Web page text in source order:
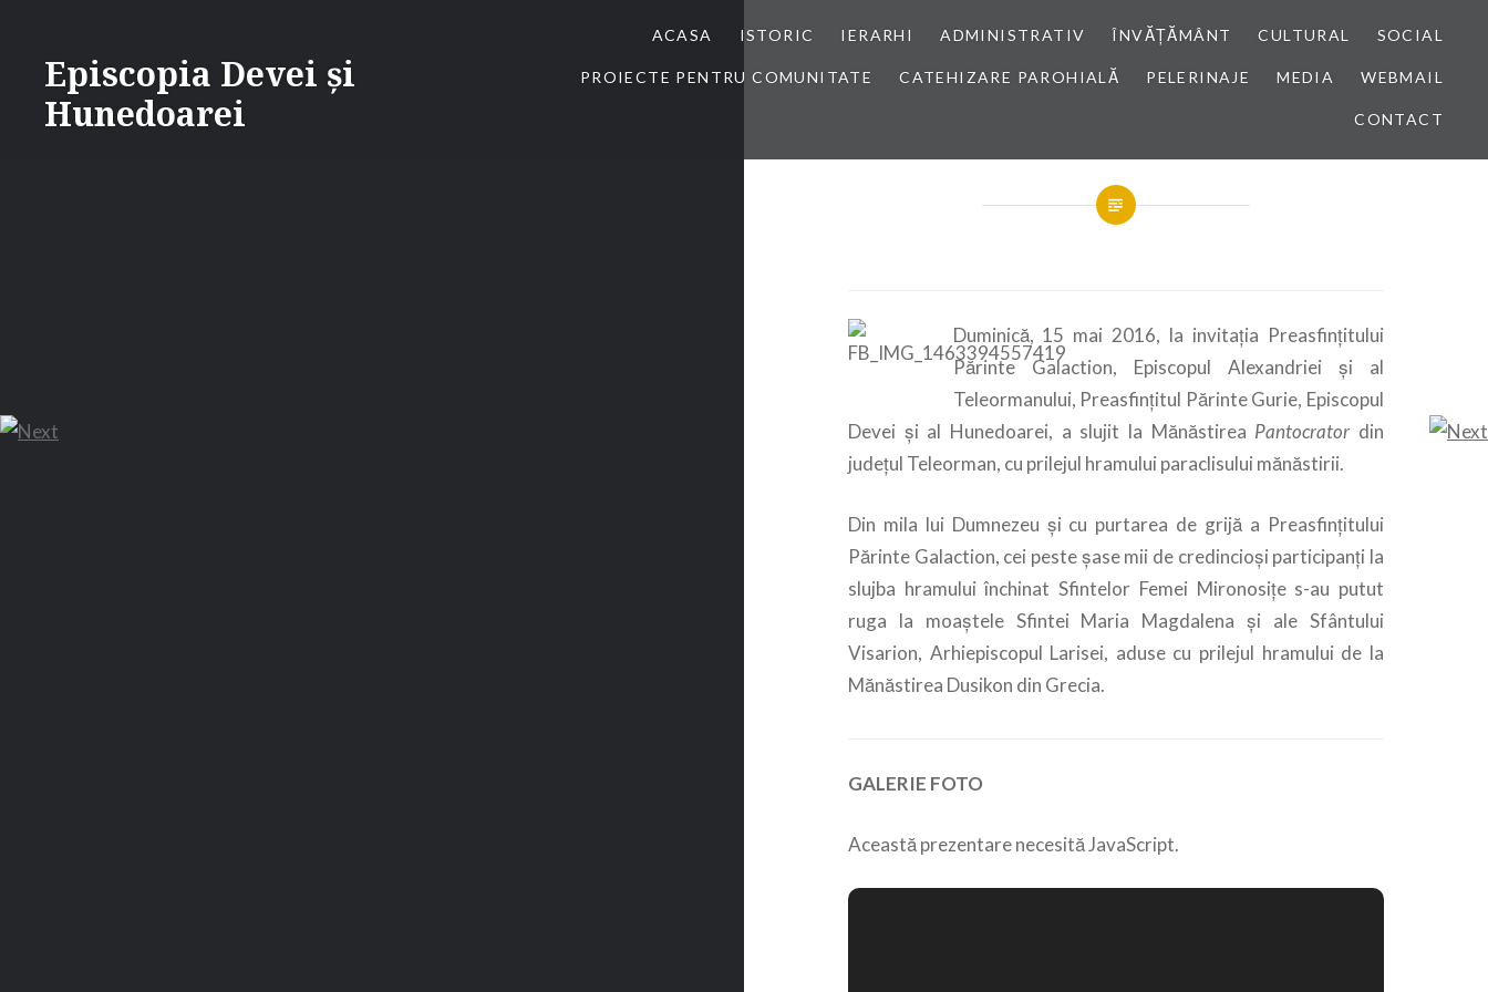
contentEpiscopia Devei și
Hunedoarei
ACASA ISTORIC IERARHI ADMINISTRATIV ÎNVĂȚĂMÂNT CULTURAL SOCIAL
PROIECTE PENTRU COMUNITATE CATEHIZARE PAROHIALĂ PELERINAJE MEDIA WEBMAIL
CONTACT
Duminică, 15 mai 2016, la invitația Preasfințitului
Părinte Galaction, Episcopul Alexandriei și al
Teleormanului, Preasfințitul Părinte Gurie, Episcopul
Devei și al Hunedoarei, a slujit la Mănăstirea Pantocrator din
județul Teleorman, cu prilejul hramului paraclisului mănăstirii.
Din mila lui Dumnezeu și cu purtarea de grijă a Preasfințitului
Părinte Galaction, cei peste șase mii de credincioși participanți la
slujba hramului închinat Sfintelor Femei Mironosițe s-au putut
ruga la moaștele Sfintei Maria Magdalena și ale Sfântului
Visarion, Arhiepiscopul Larisei, aduse cu prilejul hramului de la
Mănăstirea Dusikon din Grecia.
GALERIE FOTO
Această prezentare necesită JavaScript.